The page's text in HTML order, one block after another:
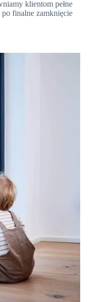
klientom pełne
finalne zamknięcie